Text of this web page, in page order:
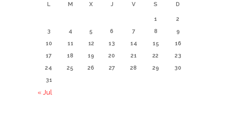
L M X J V S D
1
2
3
4 5 6 7 8
9
10
11 12 13 14 15
16
17
18 19 20 21 22
23
24
25 26 27 28 29
30
31
« Jul